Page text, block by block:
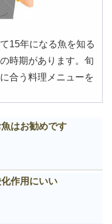
15年になる魚を知る
時期があります。旬
合う料理メニューを
はお勧めです
作用にいい